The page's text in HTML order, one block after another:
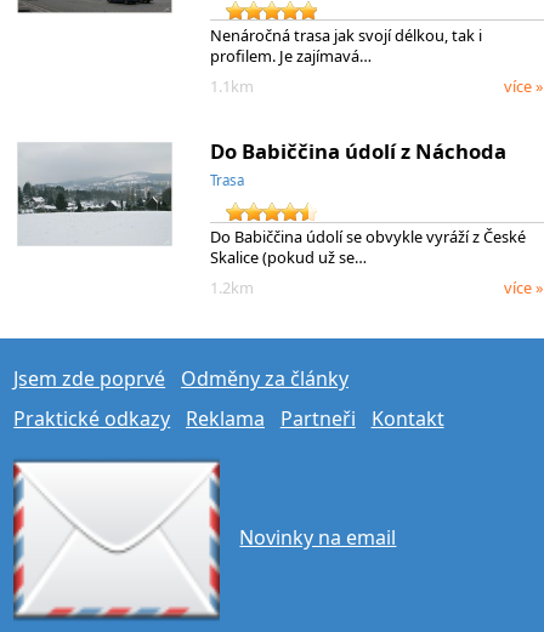
Nenáročná trasa jak svojí délkou, tak i
profilem. Je zajímavá…
1.1km
více »
Do Babiččina údolí z Náchoda
Trasa
Do Babiččina údolí se obvykle vyráží z České
Skalice (pokud už se…
1.2km
více »
Jsem zde poprvé
Odměny za články
Praktické odkazy
Reklama Partneři Kontakt
Novinky na email